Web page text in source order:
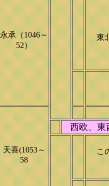
永承（1046～
52）
東
天喜(1053～
58
西欧、東
こ